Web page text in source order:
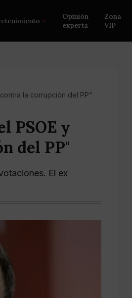
Opinión
experta
Zona
VIP
la corrupción del PP"
PSOE y
del PP"
El ex